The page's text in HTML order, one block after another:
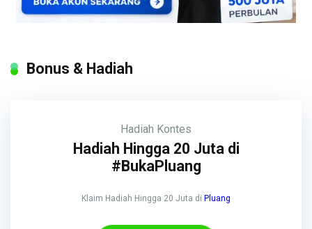
Bonus & Hadiah
Hadiah Kontes
Hadiah Hingga 20 Juta di
#BukaPluang
Klaim Hadiah Hingga 20 Juta di Pluang